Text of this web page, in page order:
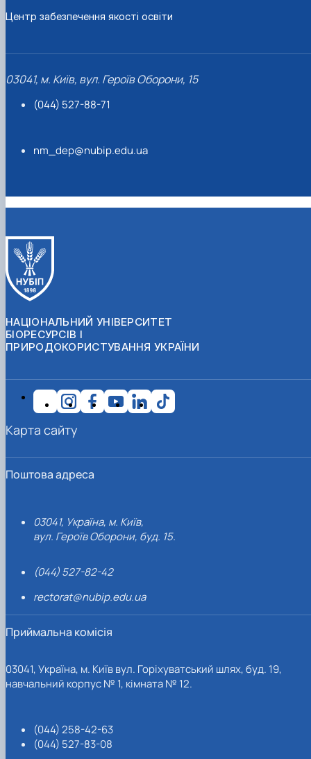
Центр забезпечення якості освіти
03041, м. Київ, вул. Героїв Оборони, 15
(044) 527-88-71
nm_dep@nubip.edu.ua
НАЦІОНАЛЬНИЙ УНІВЕРСИТЕТ
БІОРЕСУРСІВ І
ПРИРОДОКОРИСТУВАННЯ УКРАЇНИ
Поштова адреса
03041, Україна, м. Київ,
вул. Героїв Оборони, буд. 15.
(044) 527-82-42
rectorat@nubip.edu.ua
Приймальна комісія
03041, Україна, м. Київ вул. Горіхуватський шлях, буд. 19,
навчальний корпус № 1, кімната № 12.
(044) 258-42-63
(044) 527-83-08
Карта сайту